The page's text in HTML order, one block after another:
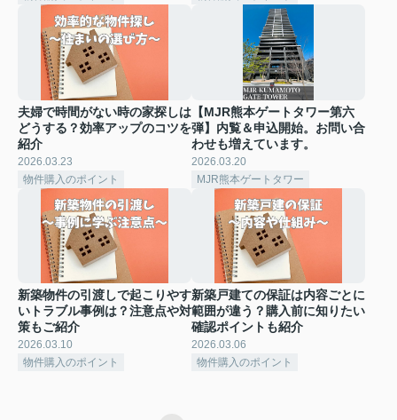
夫婦で時間がない時の家探しは
どうする？効率アップのコツを
紹介
2026.03.23
物件購入のポイント
【MJR熊本ゲートタワー第六
弾】内覧＆申込開始。お問い合
わせも増えています。
2026.03.20
MJR熊本ゲートタワー
新築物件の引渡しで起こりやす
いトラブル事例は？注意点や対
策もご紹介
2026.03.10
物件購入のポイント
新築戸建ての保証は内容ごとに
範囲が違う？購入前に知りたい
確認ポイントも紹介
2026.03.06
物件購入のポイント